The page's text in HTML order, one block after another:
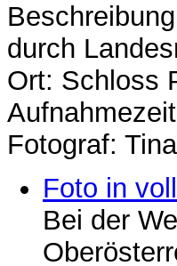
durch
Ort: Schloss
Fotograf:
Foto in
Bei der